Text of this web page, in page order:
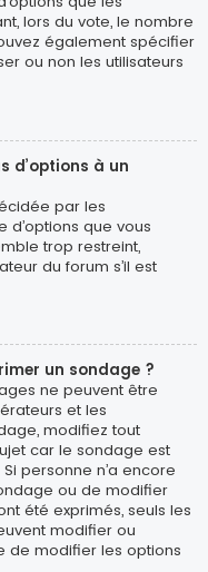
lors du vote, le nombre
également spécifier
ou non les utilisateurs
d’options à un
par les
d’options que vous
trop restreint,
du forum s’il est
un sondage ?
ne peuvent être
et les
modifiez tout
car le sondage est
personne n’a encore
ou de modifier
été exprimés, seuls les
modifier ou
de modifier les options